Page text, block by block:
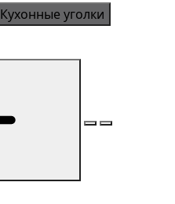
Кухонные уголки